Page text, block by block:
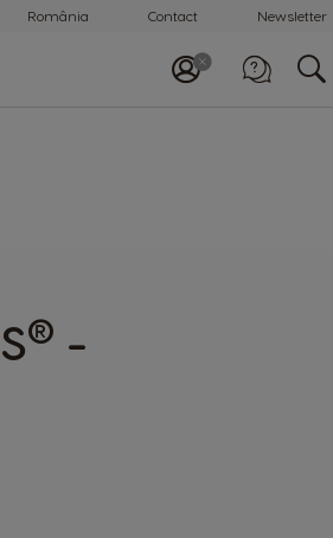
România Contact Newsletter
® -